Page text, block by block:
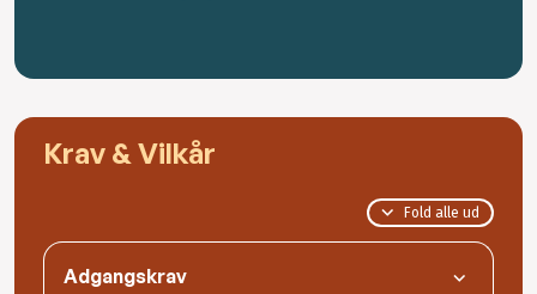
Krav & Vilkår
Fold alle ud
Adgangskrav